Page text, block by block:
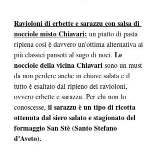
Ravioloni di erbette e sarazzu con salsa di
nocciole misto Chiavari: un piatto di pasta
ripiena così è davvero un’ottima alternativa ai
più classici pansoti al sugo di noci. Le
nocciole della vicina Chiavari sono un must
da non perdere anche in chiave salata e il
tutto è esaltato dal ripieno dei ravioloni,
ovvero erbette e sarazzu. Per chi non lo
conoscesse, il sarazzu è un tipo di ricotta
ottenuta dal siero salato e stagionato del
formaggio San Stè (Santo Stefano
d’Aveto).